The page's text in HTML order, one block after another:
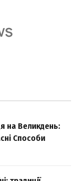
на Великдень:
Способи